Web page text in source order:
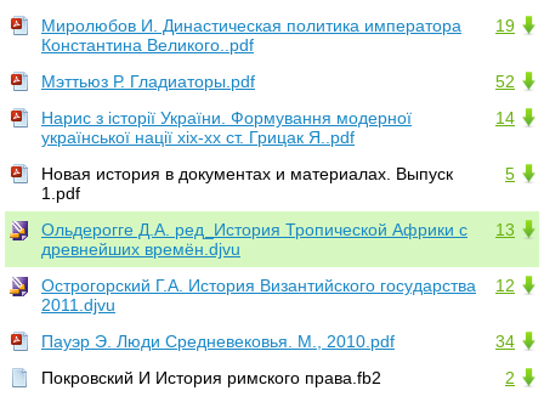
19
Миролюбов И. Династическая политика императора
Константина Великого..pdf
52
Мэттьюз Р. Гладиаторы.pdf
14
Нарис з історії України. Формування модерної
української нації xix-xx ст. Грицак Я..pdf
5
Новая история в документах и материалах. Выпуск
1.pdf
13
Ольдерогге Д.А. ред_История Тропической Африки с
древнейших времён.djvu
12
Острогорский Г.А. История Византийского государства
2011.djvu
34
Пауэр Э. Люди Средневековья. М., 2010.pdf
2
Покровский И История римского права.fb2